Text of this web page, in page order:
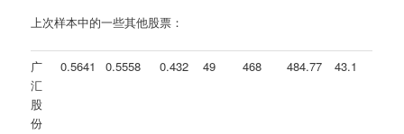
上次样本中的一些其他股票：
广
汇
股
份
0.5641 0.5558 0.432 49 468 484.77 43.1